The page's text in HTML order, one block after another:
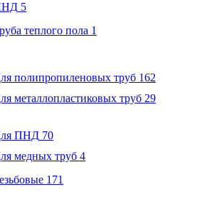
5
теплого пола 1
полипропиленовых труб 162
металлопластиковых труб 29
ПНД 70
медных труб 4
171